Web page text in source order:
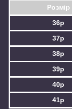
Розмір
36р
37р
38р
39р
40р
41р